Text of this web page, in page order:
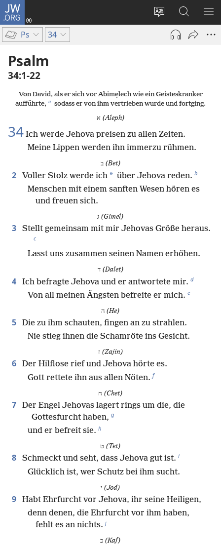
JW.ORG
Websitesprache
ändern
Anmelden
(öffnet
Fenster)
Suche
Ps 34
Psalm
34:1-22
Von David, als er sich vor Abimẹlech wie ein Geisteskranker
aufführte, a sodass er von ihm vertrieben wurde und fortging.
א (Aleph)
34 Ich werde Jehova preisen zu allen Zeiten.
Meine Lippen werden ihn immerzu rühmen.
ב (Bet)
2 Voller Stolz werde ich * über Jehova reden. b
Menschen mit einem sanften Wesen hören es
und freuen sich.
(Gimel)
3 Stellt gemeinsam mit mir Jehovas Größe heraus.
c
Lasst uns zusammen seinen Namen erhöhen.
ד (Dalet)
4 Ich befragte Jehova und er antwortete mir. d
Von all meinen Ängsten befreite er mich. e
(He)
5
Die zu ihm schauten, fingen an zu strahlen.
Nie stieg ihnen die Schamröte ins Gesicht.
ז (Zajin)
6
Der Hilflose rief und Jehova hörte es.
Gott rettete ihn aus allen Nöten. f
(Chet)
7
Der Engel Jehovas lagert rings um die, die
Gottesfurcht haben, g
und er befreit sie. h
(Tet)
8 Schmeckt und seht, dass Jehova gut ist. i
Glücklich ist, wer Schutz bei ihm sucht.
(Jod)
9
Habt Ehrfurcht vor Jehova, ihr seine Heiligen,
denn denen, die Ehrfurcht vor ihm haben,
fehlt es an nichts. j
(Kaf)